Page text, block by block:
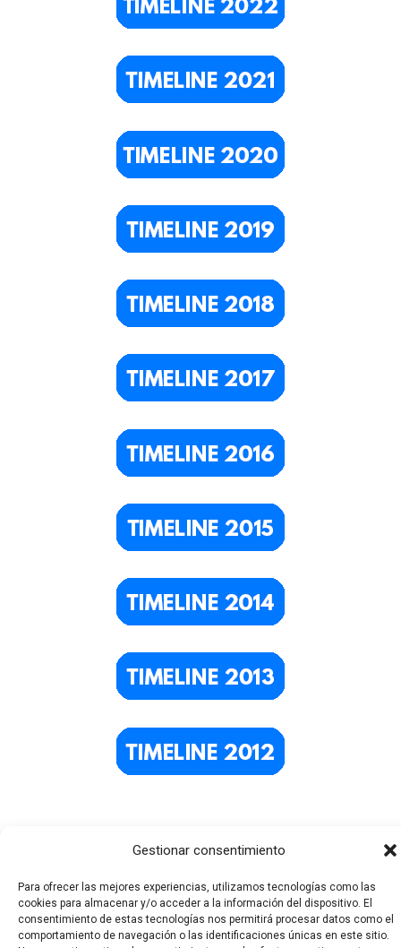
Gestionar consentimiento
Para ofrecer las mejores experiencias, utilizamos tecnologías como las
cookies para almacenar y/o acceder a la información del dispositivo. El
consentimiento de estas tecnologías nos permitirá procesar datos como el
comportamiento de navegación o las identificaciones únicas en este sitio.